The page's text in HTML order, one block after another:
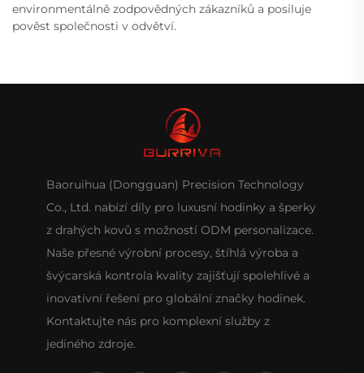
environmentálně zodpovědných zákazníků a posiluje
pověst společnosti v odvětví.
Baoruihua (Dongguan) Precision Technology
Co., Ltd. nabízí díly pro luxusní hodinky a šperky
z drahých kovů s možností ODM personalizace.
Naše přesné výrobní procesy, štíhlá výroba a
švýcarská kontrola kvality zajišťují spolehlivé a
inovativní řešení pro globální značky hodinek.
Kontaktujte nás pro komplexní služby z
jediného zdroje.